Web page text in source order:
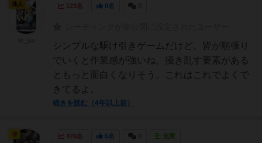
123名 0名
シンプルな駆け引きゲームだけど、皆が順張り
でいくと作業感が強いね。掻き乱す要素がある
ともっと面白くなりそう。これはこれでよくで
きてるよ。
続きを読む（4年以上前）
仙人
476名 5名 充実
神